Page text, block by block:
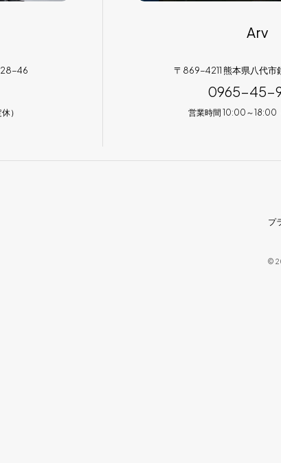
28-46
）
Arv
〒869-4211 熊本県八代市
0965-45-
営業時間 10:00～18:00
プ
©